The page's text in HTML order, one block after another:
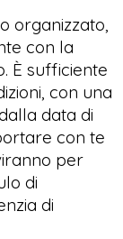
organizzato,
con la
È sufficiente
con una
data di
con te
per
di
di